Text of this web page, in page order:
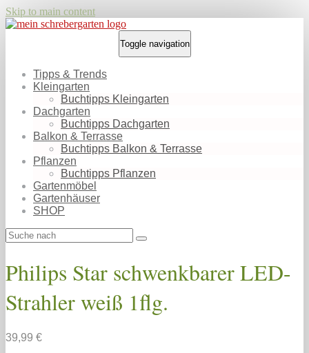
Skip to main content
Toggle navigation
Tipps & Trends
Kleingarten
Buchtipps Kleingarten
Dachgarten
Buchtipps Dachgarten
Balkon & Terrasse
Buchtipps Balkon & Terrasse
Pflanzen
Buchtipps Pflanzen
Gartenmöbel
Gartenhäuser
SHOP
Philips Star schwenkbarer LED-
Strahler weiß 1flg.
39,99 €